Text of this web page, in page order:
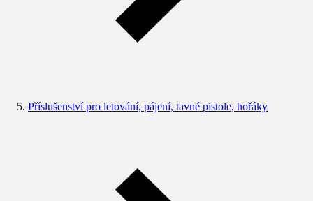
Příslušenství pro letování, pájení, tavné pistole, hořáky